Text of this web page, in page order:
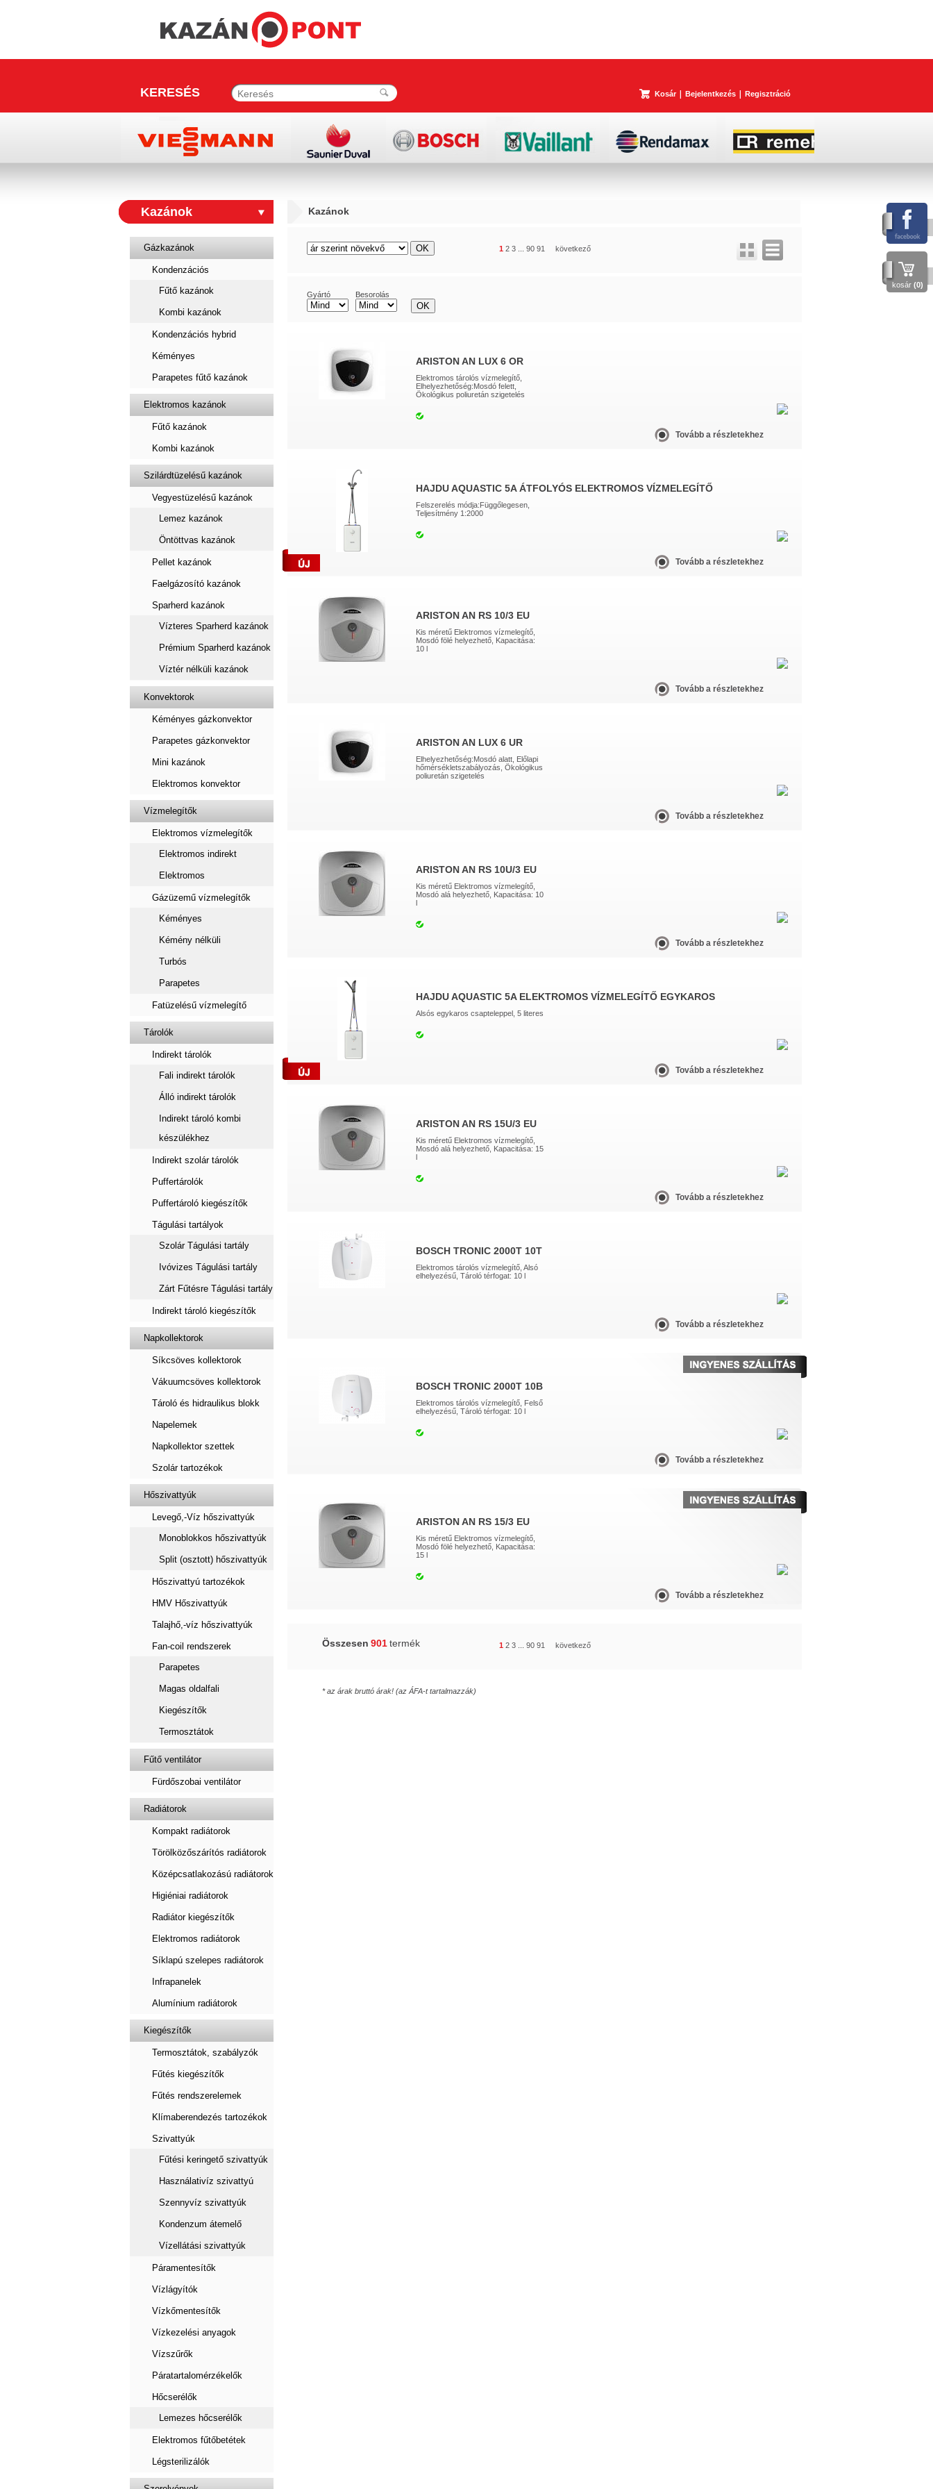
kosár (0)
KERESÉS Kosár Bejelentkezés Regisztráció
Kazánok
Gázkazánok
Kondenzációs
Fűtő kazánok
Kombi kazánok
Kondenzációs hybrid
Kéményes
Parapetes fűtő kazánok
Elektromos kazánok
Fűtő kazánok
Kombi kazánok
Szilárdtüzelésű kazánok
Vegyestüzelésű kazánok
Lemez kazánok
Öntöttvas kazánok
Pellet kazánok
Faelgázosító kazánok
Sparherd kazánok
Vízteres Sparherd kazánok
Prémium Sparherd kazánok
Víztér nélküli kazánok
Konvektorok
Kéményes gázkonvektor
Parapetes gázkonvektor
Mini kazánok
Elektromos konvektor
Vízmelegítők
Elektromos vízmelegítők
Elektromos indirekt
Elektromos
Gázüzemű vízmelegítők
Kéményes
Kémény nélküli
Turbós
Parapetes
Fatüzelésű vízmelegítő
Tárolók
Indirekt tárolók
Fali indirekt tárolók
Álló indirekt tárolók
Indirekt tároló kombi
készülékhez
Indirekt szolár tárolók
Puffertárolók
Puffertároló kiegészítők
Tágulási tartályok
Szolár Tágulási tartály
Ivóvizes Tágulási tartály
Zárt Fűtésre Tágulási tartály
Indirekt tároló kiegészítők
Napkollektorok
Síkcsöves kollektorok
Vákuumcsöves kollektorok
Tároló és hidraulikus blokk
Napelemek
Napkollektor szettek
Szolár tartozékok
Hőszivattyúk
Levegő,-Víz hőszivattyúk
Monoblokkos hőszivattyúk
Split (osztott) hőszivattyúk
Hőszivattyú tartozékok
HMV Hőszivattyúk
Talajhő,-víz hőszivattyúk
Fan-coil rendszerek
Parapetes
Magas oldalfali
Kiegészítők
Termosztátok
Fűtő ventilátor
Fürdőszobai ventilátor
Radiátorok
Kompakt radiátorok
Törölközőszárítós radiátorok
Középcsatlakozású radiátorok
Higiéniai radiátorok
Radiátor kiegészítők
Elektromos radiátorok
Síklapú szelepes radiátorok
Infrapanelek
Alumínium radiátorok
Kiegészítők
Termosztátok, szabályzók
Fűtés kiegészítők
Fűtés rendszerelemek
Klímaberendezés tartozékok
Szivattyúk
Fűtési keringető szivattyúk
Használativíz szivattyú
Szennyvíz szivattyúk
Kondenzum átemelő
Vízellátási szivattyúk
Páramentesítők
Vízlágyítók
Vízkőmentesítők
Vízkezelési anyagok
Vízszűrők
Páratartalomérzékelők
Hőcserélők
Lemezes hőcserélők
Elektromos fűtőbetétek
Légsterilizálók
Kazánok
rács lista
1 2 3 90 91 következő
Gyártó Besorolás
ARISTON AN LUX 6 OR
Elektromos tárolós vízmelegítő,
Elhelyezhetőség:Mosdó felett,
Ökológikus poliuretán szigetelés
Tovább a részletekhez
HAJDU AQUASTIC 5A ÁTFOLYÓS ELEKTROMOS VÍZMELEGÍTŐ
Felszerelés módja:Függőlegesen,
Teljesítmény 1:2000
Tovább a részletekhez
ARISTON AN RS 10/3 EU
Kis méretű Elektromos vízmelegítő,
Mosdó fölé helyezhető, Kapacitása:
10 l
Tovább a részletekhez
ARISTON AN LUX 6 UR
Elhelyezhetőség:Mosdó alatt, Előlapi
hőmérsékletszabályozás, Ökológikus
poliuretán szigetelés
Tovább a részletekhez
ARISTON AN RS 10U/3 EU
Kis méretű Elektromos vízmelegítő,
Mosdó alá helyezhető, Kapacitása: 10
l
Tovább a részletekhez
HAJDU AQUASTIC 5A ELEKTROMOS VÍZMELEGÍTŐ EGYKAROS
Alsós egykaros csapteleppel, 5 literes
Tovább a részletekhez
ARISTON AN RS 15U/3 EU
Kis méretű Elektromos vízmelegítő,
Mosdó alá helyezhető, Kapacitása: 15
l
Tovább a részletekhez
BOSCH TRONIC 2000T 10T
Elektromos tárolós vízmelegítő, Alsó
elhelyezésű, Tároló térfogat: 10 l
Tovább a részletekhez
BOSCH TRONIC 2000T 10B
Elektromos tárolós vízmelegítő, Felső
elhelyezésű, Tároló térfogat: 10 l
Tovább a részletekhez
ARISTON AN RS 15/3 EU
Kis méretű Elektromos vízmelegítő,
Mosdó fölé helyezhető, Kapacitása:
15 l
Tovább a részletekhez
Összesen 901 termék 1 2 3 90 91 következő
* az árak bruttó árak! (az ÁFA-t tartalmazzák)